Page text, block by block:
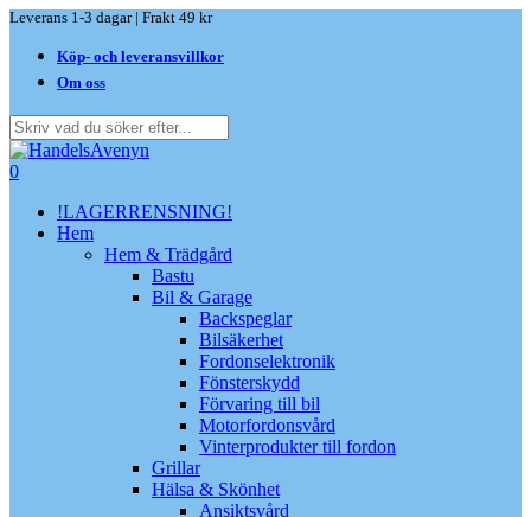
Skip
main
content
Leverans 1-3 dagar | Frakt 49 kr
Köp- och leveransvillkor
Om oss
Close
Search
search
0
!LAGERRENSNING!
Hem
Hem & Trädgård
Bastu
Bil & Garage
Backspeglar
Bilsäkerhet
Fordonselektronik
Fönsterskydd
Förvaring till bil
Motorfordonsvård
Vinterprodukter till fordon
Grillar
Hälsa & Skönhet
Ansiktsvård